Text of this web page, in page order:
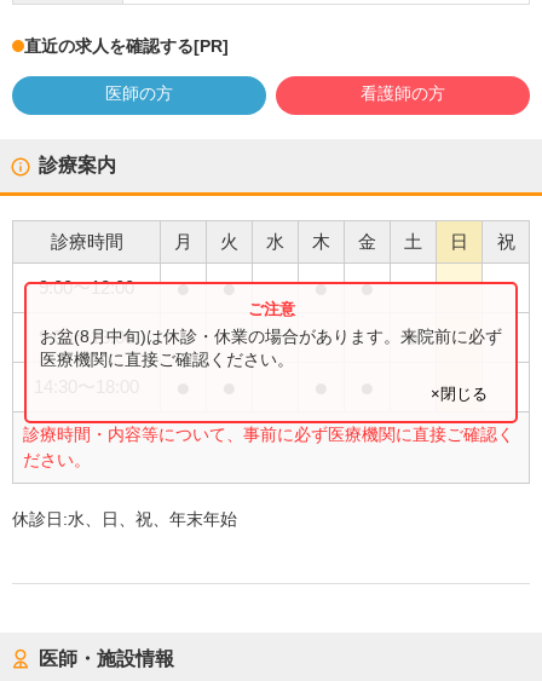
直近の求人を確認する[PR]
医師の方 看護師の方
診療案内
診療時間 月 火 水 木 金 土 日 祝
9:00〜12:00 ● ● ● ●
9:00〜13:00 ●
診療時間・内容等について、事前に必ず医療機関に直接ご確認く
ださい。
お盆(8月中旬)は休診・休業の場合があります。来院前に必ず
医療機関に直接ご確認ください。
×閉じる
休診日:水、日、祝、年末年始
医師・施設情報